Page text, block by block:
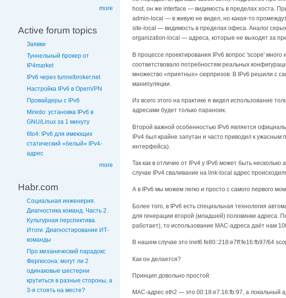
more
Active forum topics
Заявки
Туннельный брокер от
IP4market
IPv6 через tunnelbroker.net
Настройка IPv6 в OpenVPN
Провайдеры с IPv6
Miredo: установка IPv6 в
GNU/Linux за 1 минуту
6to4: IPv6 для имеющих
статический «белый» IPv4-
адрес
more
Habr.com
Социальная инженерия.
Диагностика команд. Часть 2.
Культурная перспектива.
Итоги. Диагностирование ИТ-
команды
Про механический парадокс
Фергюсона: могут ли 2
одинаковые шестерни
крутиться в разные стороны, а
3-я стоять на месте?
host, он же interface — видимость в пределах хоста.
admin-local — в живую не видел, но какая-то
site-local — видимость в пределах офиса. Аналог
organization-local — адреса, которые не выходят за
В процессе проектирования IPv6 вопрос 'scope'
соответствовало потребностям реальных
множество «приятных» сюрпризов. В IPv6 решили с
манипуляции.
Из всего этого на практике я видел использование
адресами будет только параноик.
Второй важной особенностью IPv6 является
IPv4 был крайне запутан и часто приводил к ужасным
интерфейса).
Так как в отличие от IPv4 у IPv6 может быть
случае IPv4 сваливание на link-local адрес
А в IPv6 мы можем легко и просто с самого первого
Более того, в IPv6 есть специальная технология
для генерации второй (младшей) половинки адреса.
работает), то использование MAC-адреса даёт нам
В нашем случае это inet6 fe80::218:e7ff:fe16:fb97/64
Как он делается?
Принцип довольно простой:
MAC-адрес eth2 — это 00:18:e7:16:fb:97, а локальный